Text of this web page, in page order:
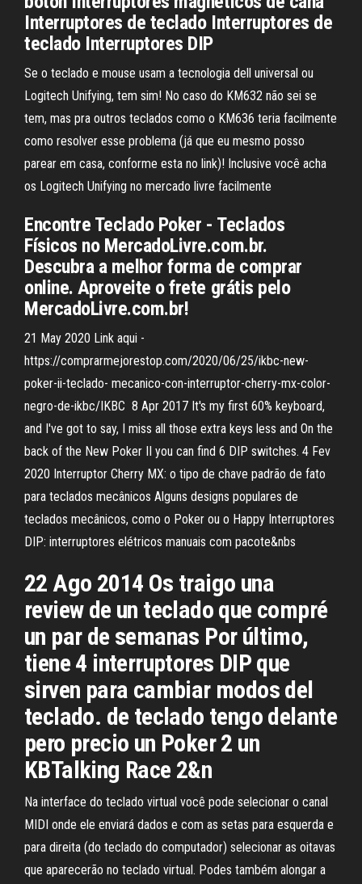
Interruptores de teclado Interruptores de
teclado Interruptores DIP
Se o teclado e mouse usam a tecnologia dell universal ou
Logitech Unifying, tem sim! No caso do KM632 não sei se
tem, mas pra outros teclados como o KM636 teria facilmente
como resolver esse problema (já que eu mesmo posso
parear em casa, conforme esta no link)! Inclusive você acha
os Logitech Unifying no mercado livre facilmente
Encontre Teclado Poker - Teclados
Físicos no MercadoLivre.com.br.
Descubra a melhor forma de comprar
online. Aproveite o frete grátis pelo
MercadoLivre.com.br!
21 May 2020 Link aqui -
https://comprarmejorestop.com/2020/06/25/ikbc-new-
poker-ii-teclado- mecanico-con-interruptor-cherry-mx-color-
negro-de-ikbc/IKBC 8 Apr 2017 It's my first 60% keyboard,
and I've got to say, I miss all those extra keys less and On the
back of the New Poker II you can find 6 DIP switches. 4 Fev
2020 Interruptor Cherry MX: o tipo de chave padrão de fato
para teclados mecânicos Alguns designs populares de
teclados mecânicos, como o Poker ou o Happy Interruptores
DIP: interruptores elétricos manuais com pacote&nbs
22 Ago 2014 Os traigo una
review de un teclado que compré
un par de semanas Por último,
tiene 4 interruptores DIP que
sirven para cambiar modos del
teclado. de teclado tengo delante
pero precio un Poker 2 un
KBTalking Race 2&n
Na interface do teclado virtual você pode selecionar o canal
MIDI onde ele enviará dados e com as setas para esquerda e
para direita (do teclado do computador) selecionar as oitavas
que aparecerão no teclado virtual. Podes também alongar a